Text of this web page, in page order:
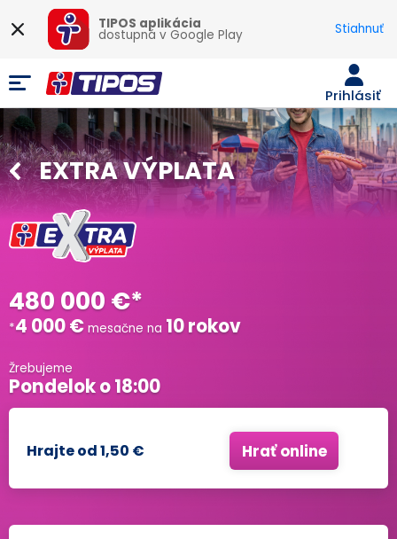
TIPOS aplikácia
dostupná vGoogle Play Stiahnuť
Prihlásiť
EXTRA VÝPLATA
480 000 €*
*4 000 € mesačne na 10 rokov
Žrebujeme
Pondeloko18:00
Hrajte od 1,50 € Hrať online